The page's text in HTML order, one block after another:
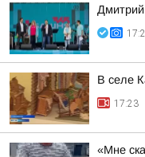
Дмитрий
В селе
17:23
«Мне